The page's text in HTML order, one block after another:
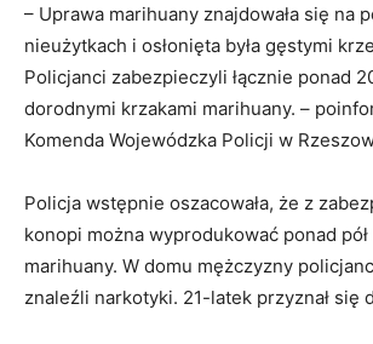
– Uprawa marihuany znajdowała się na
nieużytkach i osłonięta była gęstymi
Policjanci zabezpieczyli łącznie ponad
dorodnymi krzakami marihuany. –
Komenda Wojewódzka Policji w
Policja wstępnie oszacowała, że z
konopi można wyprodukować ponad
marihuany. W domu mężczyzny
znaleźli narkotyki. 21-latek przyznał się